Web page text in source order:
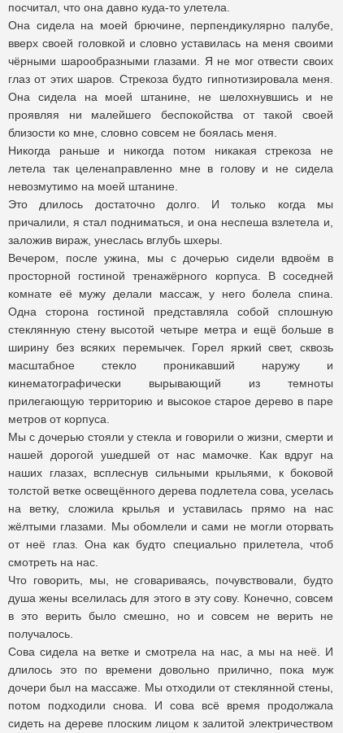
посчитал, что она давно куда-то улетела.
Она сидела на моей брючине, перпендикулярно палубе,
вверх своей головкой и словно уставилась на меня своими
чёрными шарообразными глазами. Я не мог отвести своих
глаз от этих шаров. Стрекоза будто гипнотизировала меня.
Она сидела на моей штанине, не шелохнувшись и не
проявляя ни малейшего беспокойства от такой своей
близости ко мне, словно совсем не боялась меня.
Никогда раньше и никогда потом никакая стрекоза не
летела так целенаправленно мне в голову и не сидела
невозмутимо на моей штанине.
Это длилось достаточно долго. И только когда мы
причалили, я стал подниматься, и она неспеша взлетела и,
заложив вираж, унеслась вглубь шхеры.
Вечером, после ужина, мы с дочерью сидели вдвоём в
просторной гостиной тренажёрного корпуса. В соседней
комнате её мужу делали массаж, у него болела спина.
Одна сторона гостиной представляла собой сплошную
стеклянную стену высотой четыре метра и ещё больше в
ширину без всяких перемычек. Горел яркий свет, сквозь
масштабное стекло проникавший наружу и
кинематографически вырывающий из темноты
прилегающую территорию и высокое старое дерево в паре
метров от корпуса.
Мы с дочерью стояли у стекла и говорили о жизни, смерти и
нашей дорогой ушедшей от нас мамочке. Как вдруг на
наших глазах, всплеснув сильными крыльями, к боковой
толстой ветке освещённого дерева подлетела сова, уселась
на ветку, сложила крылья и уставилась прямо на нас
жёлтыми глазами. Мы обомлели и сами не могли оторвать
от неё глаз. Она как будто специально прилетела, чтоб
смотреть на нас.
Что говорить, мы, не сговариваясь, почувствовали, будто
душа жены вселилась для этого в эту сову. Конечно, совсем
в это верить было смешно, но и совсем не верить не
получалось.
Сова сидела на ветке и смотрела на нас, а мы на неё. И
длилось это по времени довольно прилично, пока муж
дочери был на массаже. Мы отходили от стеклянной стены,
потом подходили снова. И сова всё время продолжала
сидеть на дереве плоским лицом к залитой электричеством